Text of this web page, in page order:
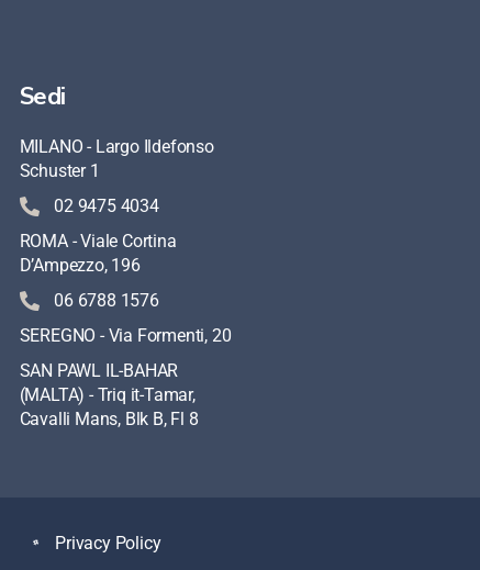
Sedi
MILANO - Largo Ildefonso
Schuster 1
02 9475 4034
ROMA - Viale Cortina
D’Ampezzo, 196
06 6788 1576
SEREGNO - Via Formenti, 20
SAN PAWL IL-BAHAR
(MALTA) - Triq it-Tamar,
Cavalli Mans, Blk B, Fl 8
Privacy Policy